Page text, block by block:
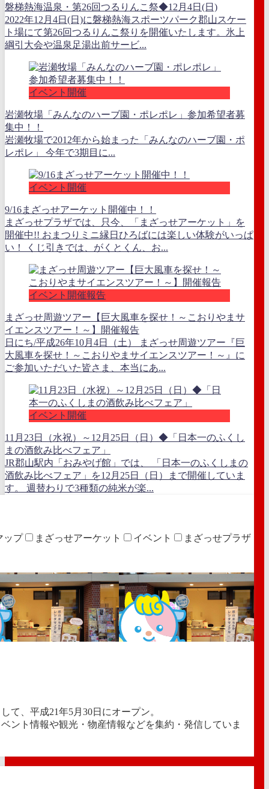
磐梯熱海温泉・第26回つるりんこ祭◆12月4日(日)
2022年12月4日(日)に磐梯熱海スポーツパーク郡山スケー
ト場にて第26回つるりんこ祭りを開催いたします。氷上
綱引大会や温泉足湯出前サービ...
イベント開催
岩瀬牧場「みんなのハーブ園・ポレポレ」参加希望者募
集中！！
岩瀬牧場で2012年から始まった「みんなのハーブ園・ポ
レポレ」 今年で3期目に...
イベント開催
9/16まざっせアーケット開催中！！
まざっせプラザでは、只今、「まざっせアーケット」を
開催中!! おまつりミニ縁日ひろばには楽しい体験がいっぱ
い！ くじ引きでは、がくとくん、お...
イベント開催報告
まざっせ周遊ツアー【巨大風車を探せ！～こおりやまサ
イエンスツアー！～】開催報告
日にち/平成26年10月4日（土） まざっせ周遊ツアー『巨
大風車を探せ！～こおりやまサイエンスツアー！～』に
ご参加いただいた皆さま、本当にあ...
イベント開催
11月23日（水祝）～12月25日（日）◆「日本一のふくし
まの酒飲み比べフェア」
JR郡山駅内「おみやげ館」では、 「日本一のふくしまの
酒飲み比べフェア」を12月25日（日）まで開催していま
す。 週替わりで3種類の純米が楽...
ップ まざっせアーケット イベント まざっせプラザ
て、平成21年5月30日にオープン。
ント情報や観光・物産情報などを集約・発信していま